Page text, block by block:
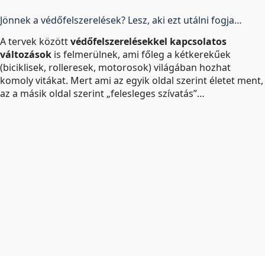
Jönnek a védőfelszerelések? Lesz, aki ezt utálni fogja…
A tervek közöttvédőfelszerelésekkel kapcsolatos
változások is felmerülnek, ami főleg a kétkerekűek
(biciklisek, rolleresek, motorosok) világában hozhat
komoly vitákat. Mert ami az egyik oldal szerint életet ment,
az a másik oldal szerint „felesleges szívatás”…